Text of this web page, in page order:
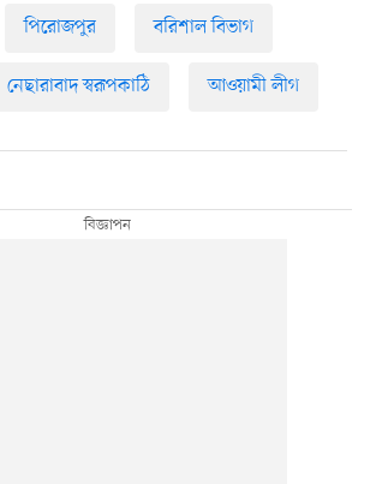
পিরোজপুর বরিশাল বিভাগ
নেছারাবাদ স্বরূপকাঠি আওয়ামী লীগ